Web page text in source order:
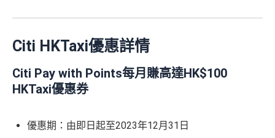
Citi HKTaxi優惠詳情
Citi Pay with Points每月賺高達HK$100
HKTaxi優惠券
優惠期：由即日起至2023年12月31日